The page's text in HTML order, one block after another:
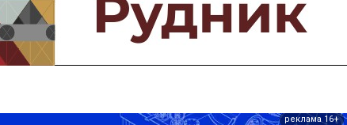
Предприятия и компании
Интервью
Выставки, Конференции
реклама 16+